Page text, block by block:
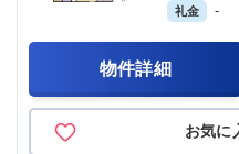
礼金 -
物件詳細
お気に